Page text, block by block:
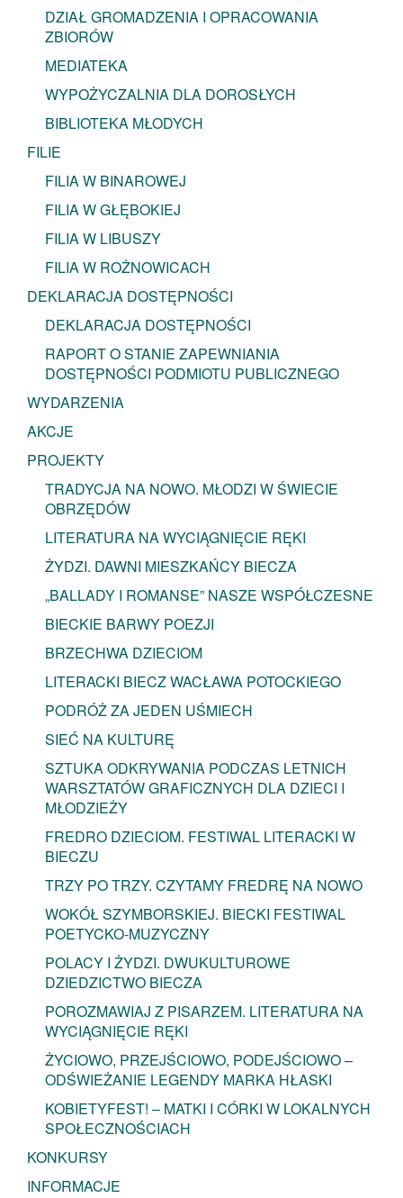
DZIAŁ GROMADZENIA I OPRACOWANIA
ZBIORÓW
MEDIATEKA
WYPOŻYCZALNIA DLA DOROSŁYCH
BIBLIOTEKA MŁODYCH
FILIE
FILIA W BINAROWEJ
FILIA W GŁĘBOKIEJ
FILIA W LIBUSZY
FILIA W ROŻNOWICACH
DEKLARACJA DOSTĘPNOŚCI
DEKLARACJA DOSTĘPNOŚCI
RAPORT O STANIE ZAPEWNIANIA
DOSTĘPNOŚCI PODMIOTU PUBLICZNEGO
WYDARZENIA
AKCJE
PROJEKTY
TRADYCJA NA NOWO. MŁODZI W ŚWIECIE
OBRZĘDÓW
LITERATURA NA WYCIĄGNIĘCIE RĘKI
ŻYDZI. DAWNI MIESZKAŃCY BIECZA
„BALLADY I ROMANSE” NASZE WSPÓŁCZESNE
BIECKIE BARWY POEZJI
BRZECHWA DZIECIOM
LITERACKI BIECZ WACŁAWA POTOCKIEGO
PODRÓŻ ZA JEDEN UŚMIECH
SIEĆ NA KULTURĘ
SZTUKA ODKRYWANIA PODCZAS LETNICH
WARSZTATÓW GRAFICZNYCH DLA DZIECI I
MŁODZIEŻY
FREDRO DZIECIOM. FESTIWAL LITERACKI W
BIECZU
TRZY PO TRZY. CZYTAMY FREDRĘ NA NOWO
WOKÓŁ SZYMBORSKIEJ. BIECKI FESTIWAL
POETYCKO-MUZYCZNY
POLACY I ŻYDZI. DWUKULTUROWE
DZIEDZICTWO BIECZA
POROZMAWIAJ Z PISARZEM. LITERATURA NA
WYCIĄGNIĘCIE RĘKI
ŻYCIOWO, PRZEJŚCIOWO, PODEJŚCIOWO –
ODŚWIEŻANIE LEGENDY MARKA HŁASKI
KOBIETYFEST! – MATKI I CÓRKI W LOKALNYCH
SPOŁECZNOŚCIACH
KONKURSY
INFORMACJE